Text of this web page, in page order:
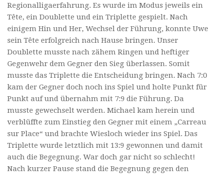
Regionalligaerfahrung. Es wurde im Modus jeweils ein
Tête, ein Doublette und ein Triplette gespielt. Nach
einigem Hin und Her, Wechsel der Führung, konnte Uwe
sein Tête erfolgreich nach Hause bringen. Unser
Doublette musste nach zähem Ringen und heftiger
Gegenwehr dem Gegner den Sieg überlassen. Somit
musste das Triplette die Entscheidung bringen. Nach 7:0
kam der Gegner doch noch ins Spiel und holte Punkt für
Punkt auf und übernahm mit 7:9 die Führung. Da
musste gewechselt werden. Michael kam herein und
verblüffte zum Einstieg den Gegner mit einem „Carreau
sur Place“ und brachte Wiesloch wieder ins Spiel. Das
Triplette wurde letztlich mit 13:9 gewonnen und damit
auch die Begegnung. War doch gar nicht so schlecht!
Nach kurzer Pause stand die Begegnung gegen den